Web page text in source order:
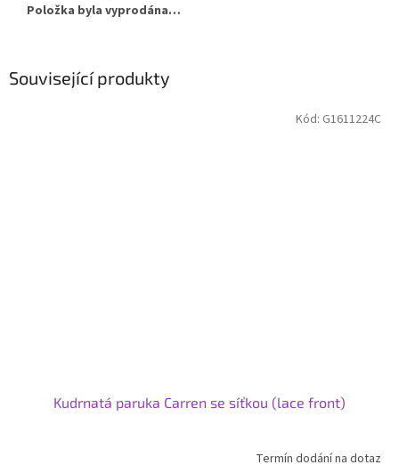
Související produkty
Kudrnatá paruka Carren se síťkou (lace front)
Termín dodání na dotaz
Kód: G1611224C
Položka byla vyprodána…